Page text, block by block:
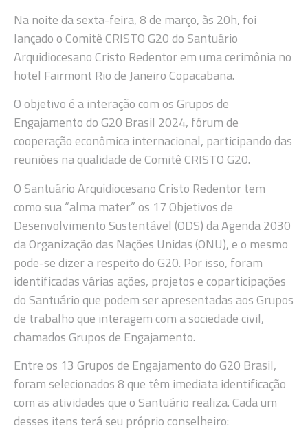
Na noite da sexta-feira, 8 de março, às 20h, foi
lançado o Comitê CRISTO G20 do Santuário
Arquidiocesano Cristo Redentor em uma cerimônia no
hotel Fairmont Rio de Janeiro Copacabana.
O objetivo é a interação com os Grupos de
Engajamento do G20 Brasil 2024, fórum de
cooperação econômica internacional, participando das
reuniões na qualidade de Comitê CRISTO G20.
O Santuário Arquidiocesano Cristo Redentor tem
como sua “alma mater” os 17 Objetivos de
Desenvolvimento Sustentável (ODS) da Agenda 2030
da Organização das Nações Unidas (ONU), e o mesmo
pode-se dizer a respeito do G20. Por isso, foram
identificadas várias ações, projetos e coparticipações
do Santuário que podem ser apresentadas aos Grupos
de trabalho que interagem com a sociedade civil,
chamados Grupos de Engajamento.
Entre os 13 Grupos de Engajamento do G20 Brasil,
foram selecionados 8 que têm imediata identificação
com as atividades que o Santuário realiza. Cada um
desses itens terá seu próprio conselheiro: